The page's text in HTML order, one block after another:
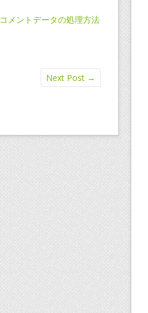
コメントデータの処理方法
Next Post →